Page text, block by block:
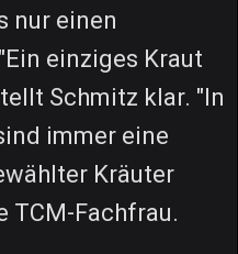
nur einen
einziges Kraut
Schmitz klar. "In
immer eine
Kräuter
TCM-Fachfrau.